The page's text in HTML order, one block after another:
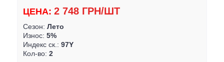
ЦЕНА: 2 748 ГРН/ШТ
Сезон: Лето
Износ: 5%
Индекс ск.: 97Y
Кол-во: 2